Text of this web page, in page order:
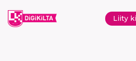
sisältöön
Liity